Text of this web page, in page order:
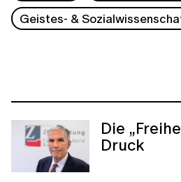
Geistes- &
Die
Druck